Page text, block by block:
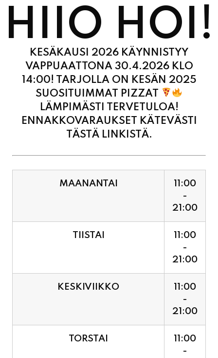
KESÄKAUSI 2026 KÄYNNISTYY
VAPPUAATTONA 30.4.2026 KLO
14:00! TARJOLLA ON KESÄN 2025
SUOSITUIMMAT PIZZAT
LÄMPIMÄSTI TERVETULOA!
ENNAKKOVARAUKSET KÄTEVÄSTI
TÄSTÄ LINKISTÄ.
-
21:00
11:00
-
21:00
11:00
-
21:00
11:00
-
21:00
11:00